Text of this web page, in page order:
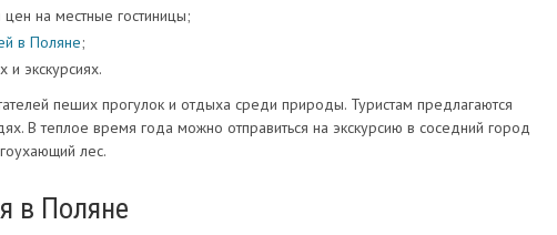
на местные гостиницы;
в Поляне;
и экскурсиях.
пеших прогулок и отдыха среди природы. Туристам предлагаются
В теплое время года можно отправиться на экскурсию в соседний город
лес.
в Поляне